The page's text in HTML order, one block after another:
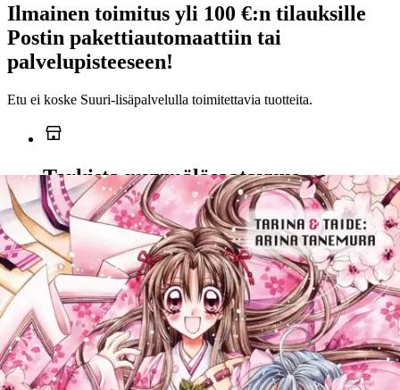
Ilmainen toimitus yli 100 €:n tilauksille
Postin pakettiautomaattiin tai
palvelupisteeseen!
Etu ei koske Suuri‑lisäpalvelulla toimitettavia tuotteita.
Tarkista myymäläsaatavuus
Ei saatavilla
Tuotekuvaus